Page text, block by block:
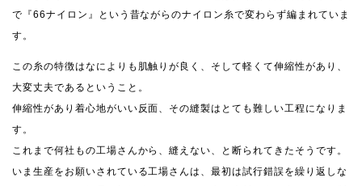
で『66ナイロン』という昔ながらのナイロン糸で変わらず編まれていま
す。
この糸の特徴はなによりも肌触りが良く、そして軽くて伸縮性があり、
大変丈夫であるということ。
伸縮性があり着心地がいい反面、その縫製はとても難しい工程になりま
す。
これまで何社もの工場さんから、縫えない、と断られてきたそうです。
いま生産をお願いされている工場さんは、最初は試行錯誤を繰り返しな